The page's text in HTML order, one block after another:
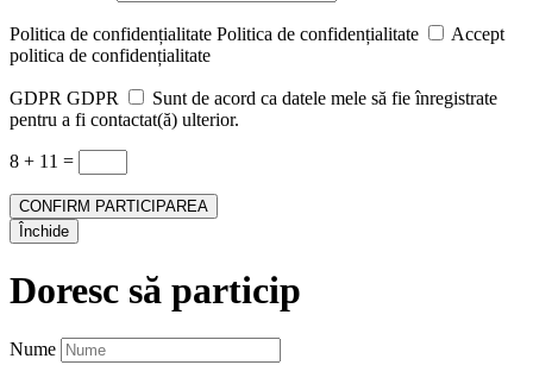
Politica de confidențialitate Politica de confidențialitate
Accept
politica de confidențialitate
GDPR GDPR
Sunt de acord ca datele mele să fie înregistrate
pentru a fi contactat(ă) ulterior.
8 + 11 =
CONFIRM PARTICIPAREA
Închide
Doresc să particip
Nume